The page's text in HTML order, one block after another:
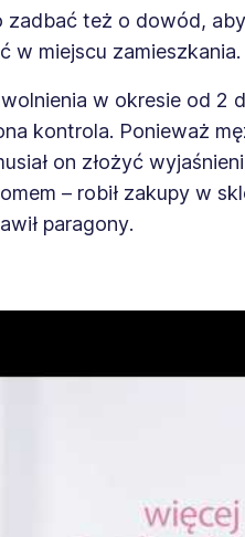
też o dowód,
w miejscu zamieszkania.
w okresie od 2
kontrola. Ponieważ
on złożyć
– robił zakupy w
paragony.